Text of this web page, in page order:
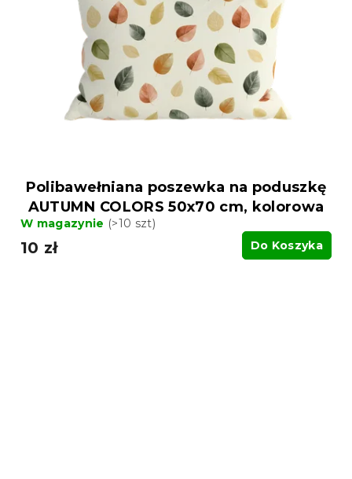
Polibawełniana poszewka na poduszkę
AUTUMN COLORS 50x70 cm, kolorowa
W magazynie (>10 szt)
10 zł Do Koszyka